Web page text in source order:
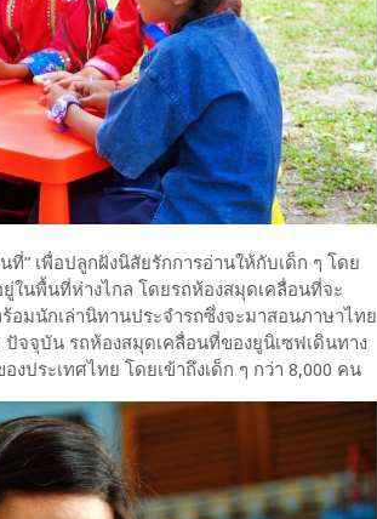
” เพื่อปลูกฝังนิสัยรักการอ่านให้กับเด็ก ๆ โดย
ในพื้นที่ห่างไกล โดยรถห้องสมุดเคลื่อนที่จะ
อมนักเล่านิทานประจำรถซึ่งจะมาสอนภาษาไทย
ปัจจุบัน รถห้องสมุดเคลื่อนที่ของยูนิเซฟเดินทาง
ประเทศไทย โดยเข้าถึงเด็ก ๆ กว่า 8,000 คน